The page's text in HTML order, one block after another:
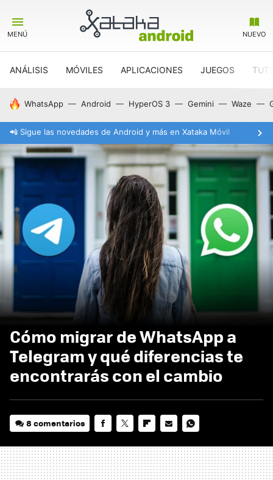
MENÚ NUEVO
ANÁLISIS MÓVILES APLICACIONES JUEGOS
HOY SE HABLA DE
WhatsApp Android HyperOS 3 Gemini Waze
📲 Sigue las novedades de Android y más en Xataka Móvil
Cómo migrar de WhatsApp a
Telegram y qué diferencias te
encontrarás con el cambio
8 comentarios
MAIL